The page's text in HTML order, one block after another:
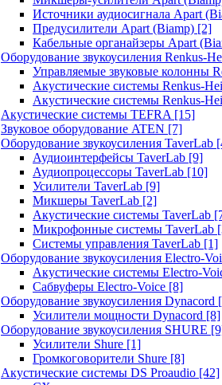
Источники аудиосигнала Apart
Предусилители Apart (Biamp) [2]
Кабельные органайзеры Apart
Оборудование звукоусиления Renkus-
Управляемые звуковые колонны
Акустические системы Renkus-
Акустические системы Renkus-
Акустические системы TEFRA [15]
Звуковое оборудование ATEN [7]
Оборудование звукоусиления TaverLab
Аудиоинтерфейсы TaverLab [9]
Аудиопроцессоры TaverLab [10]
Усилители TaverLab [9]
Микшеры TaverLab [2]
Акустические системы TaverLab
Микрофонные системы TaverLab
Системы управления TaverLab [1]
Оборудование звукоусиления Electro-
Акустические системы Electro-
Сабвуферы Electro-Voice [8]
Оборудование звукоусиления Dynacord
Усилители мощности Dynacord [8]
Оборудование звукоусиления SHURE
Усилители Shure [1]
Громкоговорители Shure [8]
Акустические системы DS Proaudio [42]